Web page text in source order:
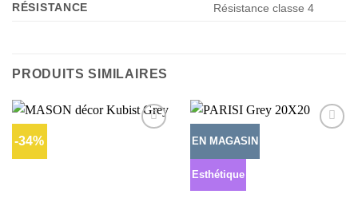
RÉSISTANCE
Résistance classe 4
PRODUITS SIMILAIRES
-34% EN MAGASIN
Esthétique